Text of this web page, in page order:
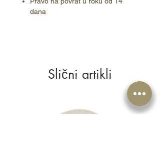
dana
Slični artikli